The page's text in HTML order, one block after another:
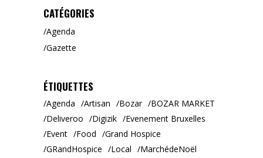
CATÉGORIES
Agenda
Gazette
ÉTIQUETTES
Agenda Artisan Bozar
BOZAR MARKET
Deliveroo
Digizik
Evenement Bruxelles
Event
Food
Grand Hospice
GRandHospice
Local
MarchédeNoël